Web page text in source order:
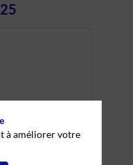
France
à améliorer votre